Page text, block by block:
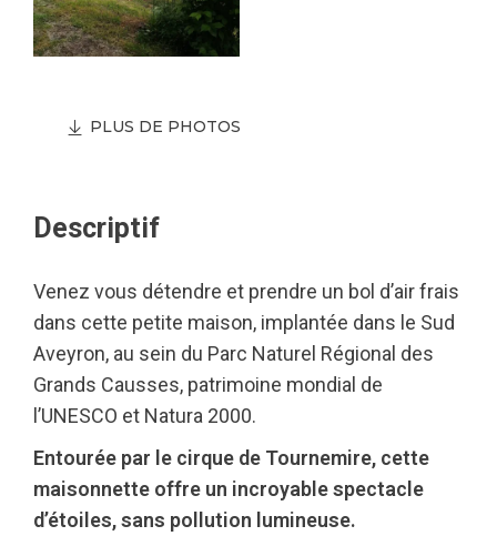
PLUS DE PHOTOS
Descriptif
Venez vous détendre et prendre un bol d’air frais
dans cette petite maison, implantée dans le Sud
Aveyron, au sein du Parc Naturel Régional des
Grands Causses, patrimoine mondial de
l’UNESCO et Natura 2000.
Entourée par le cirque de Tournemire, cette
maisonnette offre un incroyable spectacle
d’étoiles, sans pollution lumineuse.